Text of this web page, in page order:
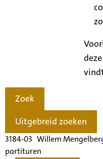
Zoek
Uitgebreid zoeken
3184-03 Willem
partituren